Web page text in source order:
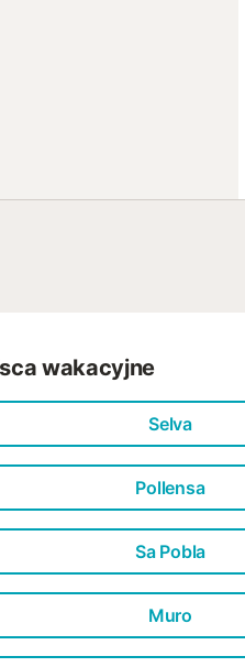
wakacyjne
Selva
Pollensa
Sa Pobla
Muro